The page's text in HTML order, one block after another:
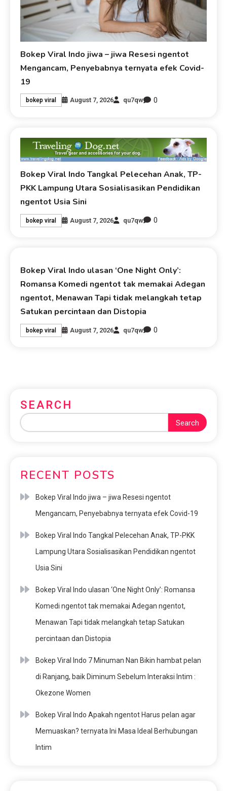
Bokep Viral Indo jiwa – jiwa Resesi ngentot
Mengancam, Penyebabnya ternyata efek Covid-
19
bokep viral August 7, 2026 qu7qw 0
Bokep Viral Indo Tangkal Pelecehan Anak, TP-
PKK Lampung Utara Sosialisasikan Pendidikan
ngentot Usia Sini
bokep viral August 7, 2026 qu7qw 0
Bokep Viral Indo ulasan ‘One Night Only’:
Romansa Komedi ngentot tak memakai Adegan
ngentot, Menawan Tapi tidak melangkah tetap
Satukan percintaan dan Distopia
bokep viral August 7, 2026 qu7qw 0
SEARCH
Search
RECENT POSTS
Bokep Viral Indo jiwa – jiwa Resesi ngentot
Mengancam, Penyebabnya ternyata efek Covid-19
Bokep Viral Indo Tangkal Pelecehan Anak, TP-PKK
Lampung Utara Sosialisasikan Pendidikan ngentot
Usia Sini
Bokep Viral Indo ulasan ‘One Night Only’: Romansa
Komedi ngentot tak memakai Adegan ngentot,
Menawan Tapi tidak melangkah tetap Satukan
percintaan dan Distopia
Bokep Viral Indo 7 Minuman Nan Bikin hambat pelan
di Ranjang, baik Diminum Sebelum Interaksi Intim :
Okezone Women
Bokep Viral Indo Apakah ngentot Harus pelan agar
Memuaskan? ternyata Ini Masa Ideal Berhubungan
Intim